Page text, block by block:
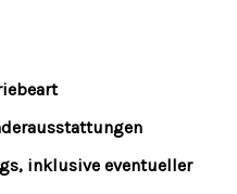
inklusive eventueller